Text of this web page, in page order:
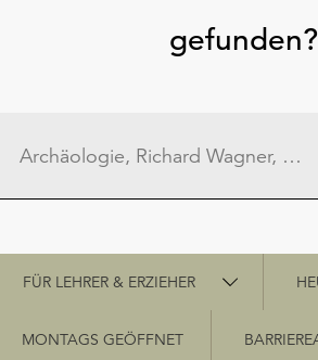
gefunden?
Schnellzugriff
FÜR LEHRER & ERZIEHER
MONTAGS GEÖFFNET